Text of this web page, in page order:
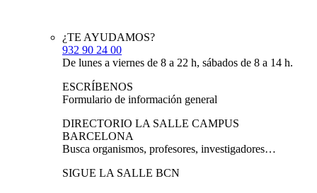
¿TE AYUDAMOS?
932 90 24 00
De lunes a viernes de 8 a 22 h, sábados de 8 a 14 h.
ESCRÍBENOS
Formulario de información general
DIRECTORIO LA SALLE CAMPUS
BARCELONA
Busca organismos, profesores, investigadores…
SIGUE LA SALLE BCN